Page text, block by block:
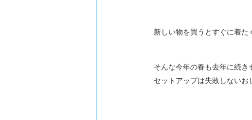
新しい物を買うとすぐに着た
そんな今年の春も去年に続き
セットアップは失敗しないお